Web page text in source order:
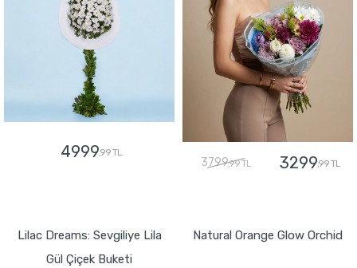
4999,99 TL
3799,99 TL 3299,99 TL
Lilac Dreams: Sevgiliye Lila
Gül Çiçek Buketi
Natural Orange Glow Orchid